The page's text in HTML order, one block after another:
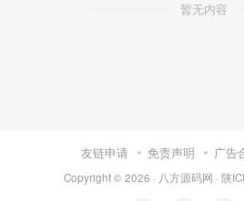
暂无内容
友链申请 免责声明 广告
Copyright © 2026 · 八方源码网 · 陕